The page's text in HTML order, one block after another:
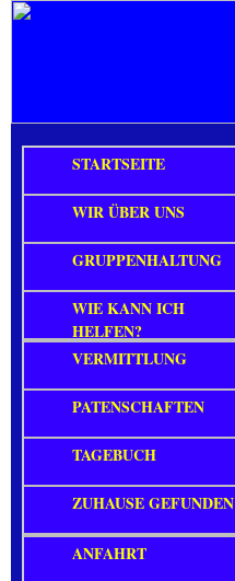
STARTSEITE
WIR ÜBER UNS
GRUPPENHALTUNG
WIE KANN ICH
HELFEN?
VERMITTLUNG
PATENSCHAFTEN
TAGEBUCH
ZUHAUSE GEFUNDEN
ANFAHRT